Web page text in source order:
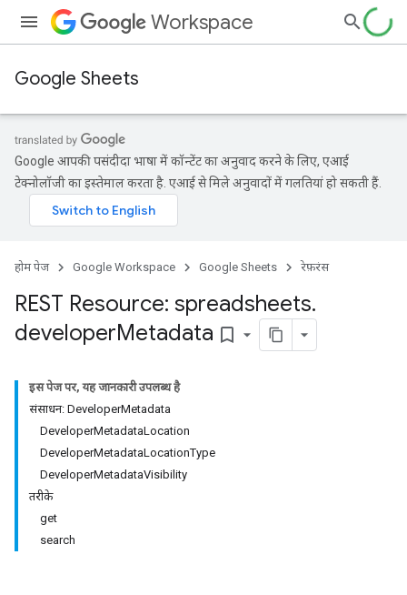
Workspace
Google Sheets
Google आपकी पसंदीदा भाषा में कॉन्टेंट का अनुवाद करने के लिए, एआई
टेक्नोलॉजी का इस्तेमाल करता है. एआई से मिले अनुवादों में गलतियां हो सकती हैं.
होम पेज Google Workspace Google Sheets रेफ़रंस
REST Resource: spreadsheets.
developerMetadata bookmark_border
इस पेज पर, यह जानकारी उपलब्ध है
संसाधन: DeveloperMetadata
DeveloperMetadataLocation
DeveloperMetadataLocationType
DeveloperMetadataVisibility
तरीके
get
search